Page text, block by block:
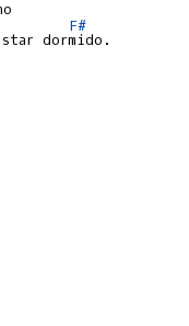
F#
dormido.